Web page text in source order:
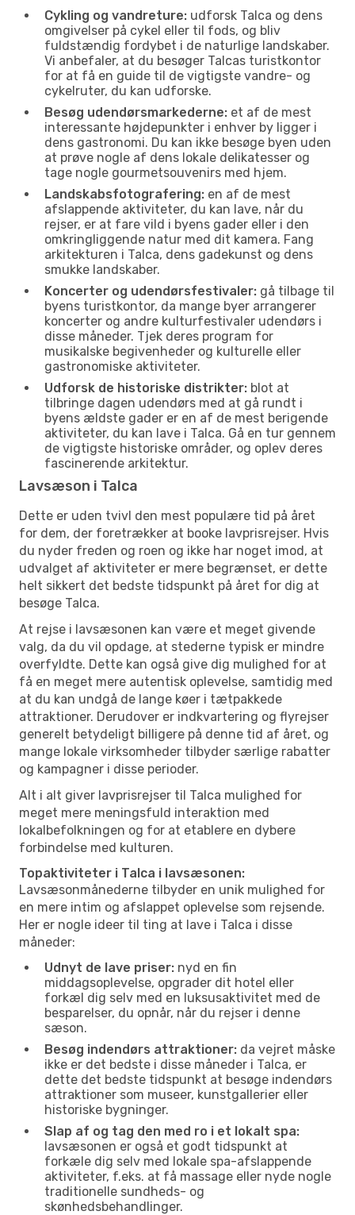
Cykling og vandreture: udforsk Talca og dens
omgivelser på cykel eller til fods, og bliv
fuldstændig fordybet i de naturlige landskaber.
Vi anbefaler, at du besøger Talcas turistkontor
for at få en guide til de vigtigste vandre- og
cykelruter, du kan udforske.
Besøg udendørsmarkederne: et af de mest
interessante højdepunkter i enhver by ligger i
dens gastronomi. Du kan ikke besøge byen uden
at prøve nogle af dens lokale delikatesser og
tage nogle gourmetsouvenirs med hjem.
Landskabsfotografering: en af de mest
afslappende aktiviteter, du kan lave, når du
rejser, er at fare vild i byens gader eller i den
omkringliggende natur med dit kamera. Fang
arkitekturen i Talca, dens gadekunst og dens
smukke landskaber.
Koncerter og udendørsfestivaler: gå tilbage til
byens turistkontor, da mange byer arrangerer
koncerter og andre kulturfestivaler udendørs i
disse måneder. Tjek deres program for
musikalske begivenheder og kulturelle eller
gastronomiske aktiviteter.
Udforsk de historiske distrikter: blot at
tilbringe dagen udendørs med at gå rundt i
byens ældste gader er en af de mest berigende
aktiviteter, du kan lave i Talca. Gå en tur gennem
de vigtigste historiske områder, og oplev deres
fascinerende arkitektur.
Lavsæson i Talca
Dette er uden tvivl den mest populære tid på året
for dem, der foretrækker at booke lavprisrejser. Hvis
du nyder freden og roen og ikke har noget imod, at
udvalget af aktiviteter er mere begrænset, er dette
helt sikkert det bedste tidspunkt på året for dig at
besøge Talca.
At rejse i lavsæsonen kan være et meget givende
valg, da du vil opdage, at stederne typisk er mindre
overfyldte. Dette kan også give dig mulighed for at
få en meget mere autentisk oplevelse, samtidig med
at du kan undgå de lange køer i tætpakkede
attraktioner. Derudover er indkvartering og flyrejser
generelt betydeligt billigere på denne tid af året, og
mange lokale virksomheder tilbyder særlige rabatter
og kampagner i disse perioder.
Alt i alt giver lavprisrejser til Talca mulighed for
meget mere meningsfuld interaktion med
lokalbefolkningen og for at etablere en dybere
forbindelse med kulturen.
Topaktiviteter i Talca i lavsæsonen:
Lavsæsonmånederne tilbyder en unik mulighed for
en mere intim og afslappet oplevelse som rejsende.
Her er nogle ideer til ting at lave i Talca i disse
måneder:
Udnyt de lave priser: nyd en fin
middagsoplevelse, opgrader dit hotel eller
forkæl dig selv med en luksusaktivitet med de
besparelser, du opnår, når du rejser i denne
sæson.
Besøg indendørs attraktioner: da vejret måske
ikke er det bedste i disse måneder i Talca, er
dette det bedste tidspunkt at besøge indendørs
attraktioner som museer, kunstgallerier eller
historiske bygninger.
Slap af og tag den med ro i et lokalt spa:
lavsæsonen er også et godt tidspunkt at
forkæle dig selv med lokale spa-afslappende
aktiviteter, f.eks. at få massage eller nyde nogle
traditionelle sundheds- og
skønhedsbehandlinger.